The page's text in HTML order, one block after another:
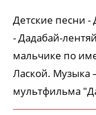
Детские песни -
- Дадабай-
мальчике по
Лаской. Музыка
мультфильма